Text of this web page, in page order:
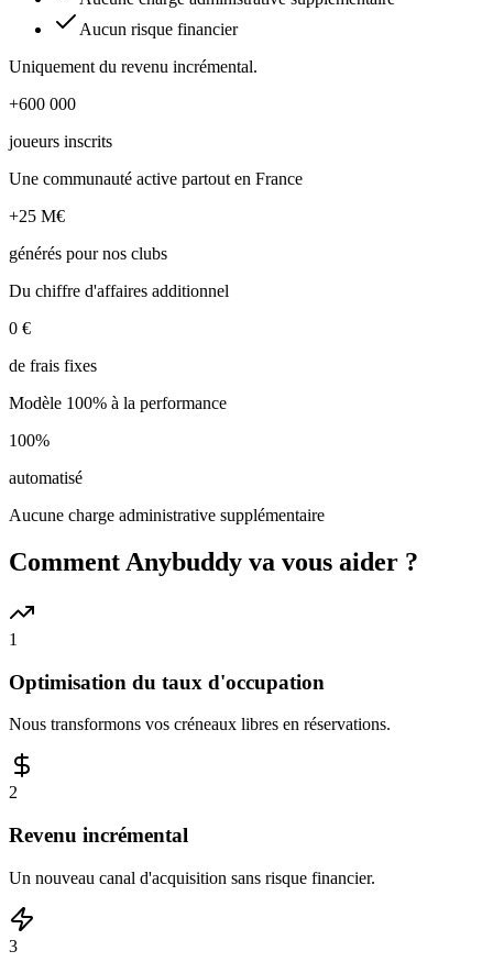
Aucun risque financier
Uniquement du revenu incrémental.
+600 000
joueurs inscrits
Une communauté active partout en France
+25 M€
générés pour nos clubs
Du chiffre d'affaires additionnel
0 €
de frais fixes
Modèle 100% à la performance
100%
automatisé
Aucune charge administrative supplémentaire
Comment Anybuddy va vous aider ?
1
Optimisation du taux d'occupation
Nous transformons vos créneaux libres en réservations.
2
Revenu incrémental
Un nouveau canal d'acquisition sans risque financier.
3